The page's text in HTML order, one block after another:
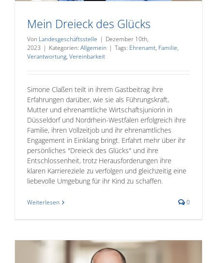
Mein Dreieck des Glücks
Von Landesgeschäftsstelle | Dezember 10th,
2023 | Kategorien: Allgemein | Tags: Ehrenamt, Familie,
Verantwortung, Vereinbarkeit
Simone Claßen teilt in ihrem Gastbeitrag ihre
Erfahrungen darüber, wie sie als Führungskraft,
Mutter und ehrenamtliche Wirtschaftsjuniorin in
Düsseldorf und Nordrhein-Westfalen erfolgreich ihre
Familie, ihren Vollzeitjob und ihr ehrenamtliches
Engagement in Einklang bringt. Erfahrt mehr über ihr
persönliches "Dreieck des Glücks" und ihre
Entschlossenheit, trotz Herausforderungen ihre
klaren Karriereziele zu verfolgen und gleichzeitig eine
liebevolle Umgebung für ihr Kind zu schaffen.
Weiterlesen 0